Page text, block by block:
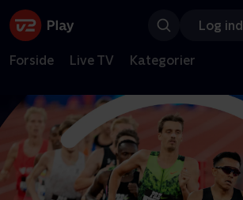
Log ind
Forside Live TV Kategorier